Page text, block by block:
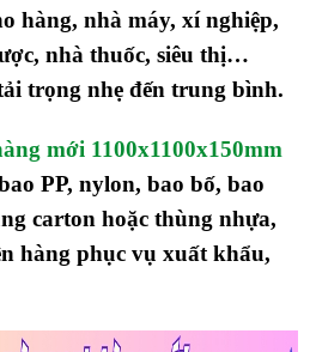
hàng, nhà máy, xí nghiệp,
nhà thuốc, siêu thị…
trọng nhẹ đến trung bình.
mới 1100x1100x150mm
PP, nylon, bao bố, bao
carton hoặc thùng nhựa,
hàng phục vụ xuất khẩu,